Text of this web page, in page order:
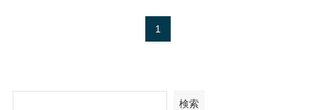
1
検索